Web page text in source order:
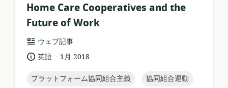
Home Care Cooperatives and the
Future of Work
リ
ソ
ー
ス
フ
ウェブ記事
言 英語 .
公
日:
1月 2018
topic:
プラットフォーム協同組合主義 topic:
協同組合運動